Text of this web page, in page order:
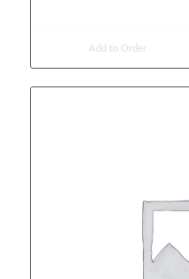
Add to Order